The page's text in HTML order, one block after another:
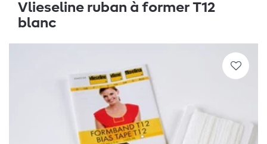
Vlieseline ruban à former T12
blanc